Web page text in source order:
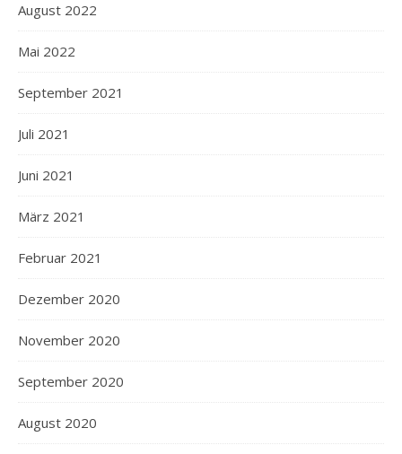
August 2022
Mai 2022
September 2021
Juli 2021
Juni 2021
März 2021
Februar 2021
Dezember 2020
November 2020
September 2020
August 2020